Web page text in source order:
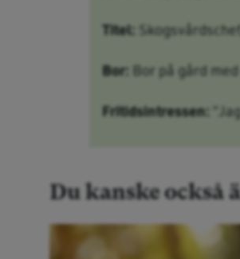
Titel:
Bor: Bor på gård
Fritidsintressen:
Du kanske också